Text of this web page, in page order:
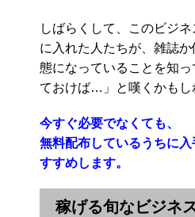
しばらくして、このビジ
に入れた人たちが、雑誌
態になっていることを知
ておけば…」と嘆くかもし
今すぐ必要でなくても、
無料配布しているうちに
すすめします。
稼げる旬なビジネ